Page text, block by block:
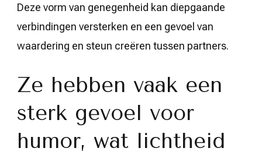
Deze vorm van genegenheid kan diepgaande
verbindingen versterken en een gevoel van
waardering en steun creëren tussen partners.
Ze hebben vaak een
sterk gevoel voor
humor, wat lichtheid